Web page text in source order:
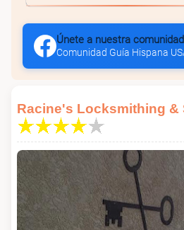
Únete a nuestra comunidad
Comunidad Guía Hispana
Racine's Locksmithing &